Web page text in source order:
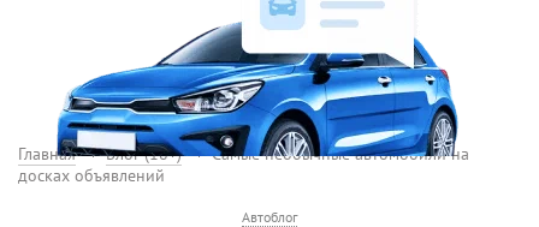
Главная Блог (18+)
Самые необычные автомобили на
досках объявлений
Автоблог